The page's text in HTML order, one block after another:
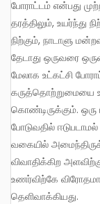
போராட்டம் என்பது
தரத்திலும், உயர்ந்து
நிற்கும், நாடாளு
தேடாது ஒருவரை
மேலாக உட்கட்சி
கருத்தொற்றுமையை
கொண்டிருக்கும். ஒரு
போடுவதில்
வகையில்
விவாதிக்கிற
உணர்விற்கே
தெளிவாக்கியது.